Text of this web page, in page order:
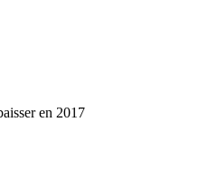
en 2017